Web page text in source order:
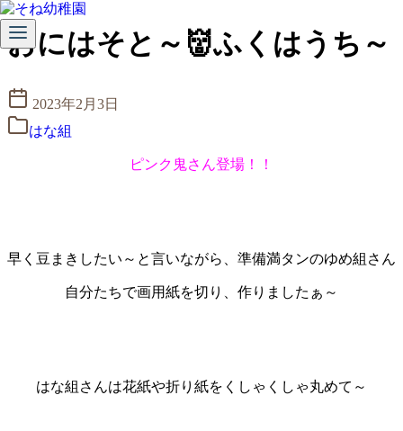
コ
ン
ン
ツ
おにはそと～👹ふくはうち～
2023年2月3日
はな組
ピンク鬼さん登場！！
早く豆まきしたい～と言いながら、準備満タンのゆめ組さん
自分たちで画用紙を切り、作りましたぁ～
はな組さんは花紙や折り紙をくしゃくしゃ丸めて～